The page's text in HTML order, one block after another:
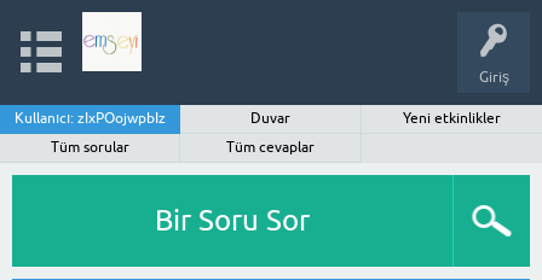
Giriş
Kullanıcı: zIxPOojwpbIz Duvar
Yeni etkinlikler
Tüm sorular
Tüm cevaplar
Bir Soru Sor